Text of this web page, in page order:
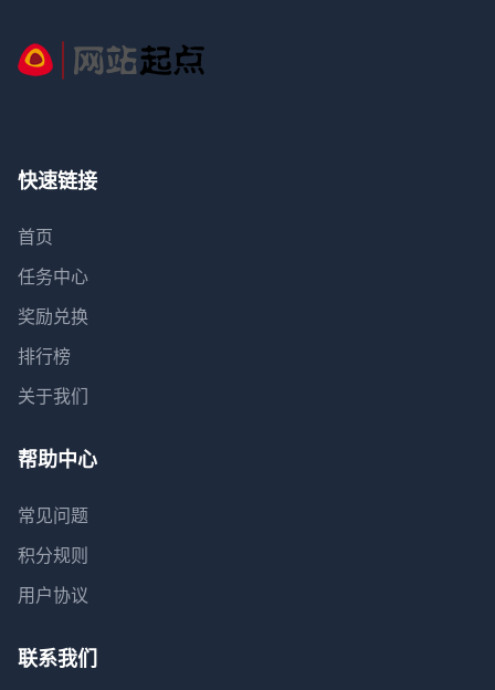
快速链接
首页
任务中心
奖励兑换
排行榜
关于我们
帮助中心
常见问题
积分规则
用户协议
联系我们